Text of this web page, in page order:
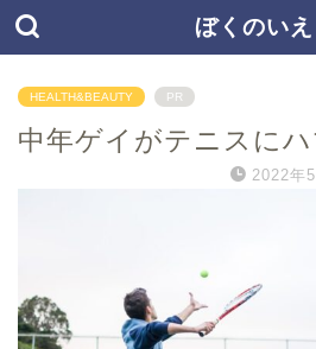
ぼくのいえ
HEALTH&BEAUTY PR
中年ゲイがテニスにハ
2022年